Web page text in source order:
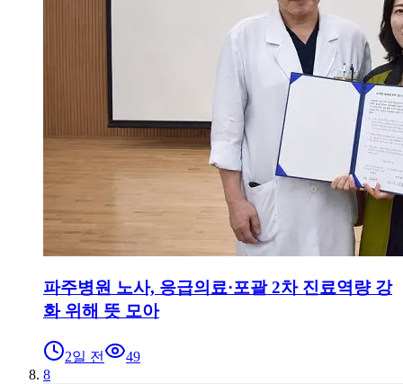
파주병원 노사, 응급의료·포괄 2차 진료역량 강
화 위해 뜻 모아
2일 전
49
8